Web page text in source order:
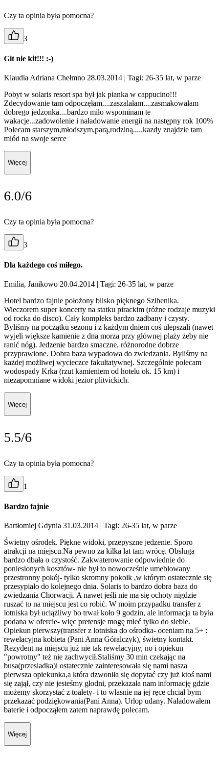
Czy ta opinia była pomocna?
3
Git nie kit!!! :-)
Klaudia Adriana Chełmno 28.03.2014 | Tagi: 26-35 lat, w parze
Pobyt w solaris resort spa był jak pianka w cappucino!!!
Zdecydowanie tam odpoczęłam....zaszalałam....zasmakowałam
dobrego jedzonka....bardzo miło wspominam te
wakacje...zadowolenie i naładowanie energii na następny rok 100%
Polecam starszym,młodszym,parą,rodziną.....kazdy znajdzie tam
miód na swoje serce
Więcej
6.0/6
Czy ta opinia była pomocna?
3
Dla każdego coś miłego.
Emilia, Janikowo 20.04.2014 | Tagi: 26-35 lat, w parze
Hotel bardzo fajnie położony blisko pięknego Szibenika.
Wieczorem super koncerty na statku pirackim (różne rodzaje muzyki
od rocka do disco). Cały kompleks bardzo zadbany i czysty.
Byliśmy na początku sezonu i z każdym dniem coś ulepszali (nawet
wyjeli większe kamienie z dna morza przy głównej plaży żeby nie
ranić nóg). Jedzenie bardzo smaczne, różnorodne dobrze
przyprawione. Dobra baza wypadowa do zwiedzania. Byliśmy na
każdej możliwej wycieczce fakultatywnej. Szczególnie polecam
wodospady Krka (rzut kamieniem od hotelu ok. 15 km) i
niezapomniane widoki jezior plitvickich.
Więcej
5.5/6
Czy ta opinia była pomocna?
1
Bardzo fajnie
Bartłomiej Gdynia 31.03.2014 | Tagi: 26-35 lat, w parze
Świetny ośrodek. Piękne widoki, przepyszne jedzenie. Sporo
atrakcji na miejscu.Na pewno za kilka lat tam wrócę. Obsługa
bardzo dbała o czystość. Zakwaterowanie odpowiednie do
poniesionych kosztów- nie był to nowocześnie umeblowany
przestronny pokój- tylko skromny pokoik ,w którym ostatecznie się
przesypiało do kolejnego dnia. Solaris to bardzo dobra baza do
zwiedzania Chorwacji. A nawet jeśli nie ma się ochoty nigdzie
ruszać to na miejscu jest co robić. W moim przypadku transfer z
lotniska był uciążliwy bo trwał koło 9 godzin, ale informacja ta była
podana w ofercie- więc pretensje mogę mieć tylko do siebie.
Opiekun pierwszy(transfer z lotniska do ośrodka- oceniam na 5+ :
rewelacyjna kobieta (Pani Anna Góralczyk), świetny kontakt.
Rezydent na miejscu już nie tak rewelacyjny, no i opiekun
"powrotny" też nie zachwycił.Staliśmy 30 min czekając na
busa(przesiadka)i ostatecznie zainteresowała się nami nasza
pierwsza opiekunka,a która dzwoniła się dopytać czy już ktoś nami
się zajął, czy nie jesteśmy głodni, przekazała nam informację gdzie
możemy skorzystać z toalety- i to własnie na jej ręce chciał bym
przekazać podziękowania(Pani Anna). Urlop udany. Naładowałem
baterie i odpocząłem zatem naprawdę polecam.
Więcej